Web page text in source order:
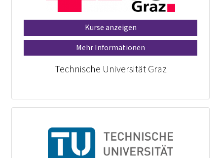
Kurse anzeigen
Mehr Informationen
Technische Universität Graz